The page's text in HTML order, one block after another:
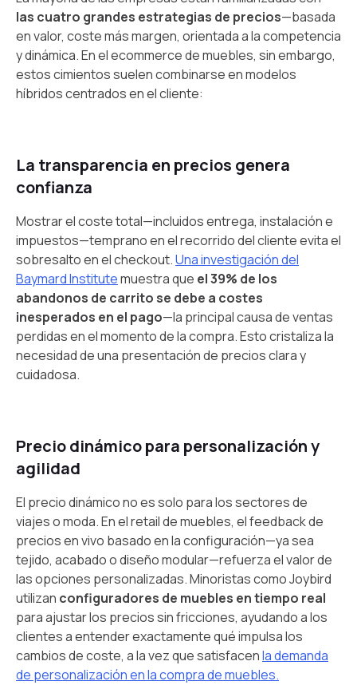
las cuatro grandes estrategias de precios—basada
en valor, coste más margen, orientada a la competencia
y dinámica. En el ecommerce de muebles, sin embargo,
estos cimientos suelen combinarse en modelos
híbridos centrados en el cliente:
La transparencia en precios genera
confianza
Mostrar el coste total—incluidos entrega, instalación e
impuestos—temprano en el recorrido del cliente evita el
sobresalto en el checkout.Una investigación del
Baymard Institutemuestra que el 39% de los
abandonos de carrito se debe a costes
inesperados en el pago—la principal causa de ventas
perdidas en el momento de la compra. Esto cristaliza la
necesidad de una presentación de precios clara y
cuidadosa.
Precio dinámico para personalización y
agilidad
El precio dinámico no es solo para los sectores de
viajes o moda. En el retail de muebles, el feedback de
precios en vivo basado en la configuración—ya sea
tejido, acabado o diseño modular—refuerza el valor de
las opciones personalizadas. Minoristas como Joybird
utilizan configuradores de muebles en tiempo real
para ajustar los precios sin fricciones, ayudando a los
clientes a entender exactamente qué impulsa los
cambios de coste, a la vez que satisfacenla demanda
de personalización en la compra de muebles.